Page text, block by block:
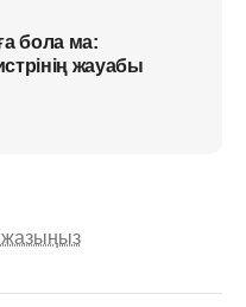
бола ма:
жауабы
жазыңыз